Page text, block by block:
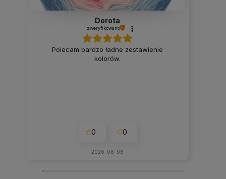
Dorota
zweryfikowano
Polecam bardzo ładne zestawienie
kolorów.
0 0
2026-06-06